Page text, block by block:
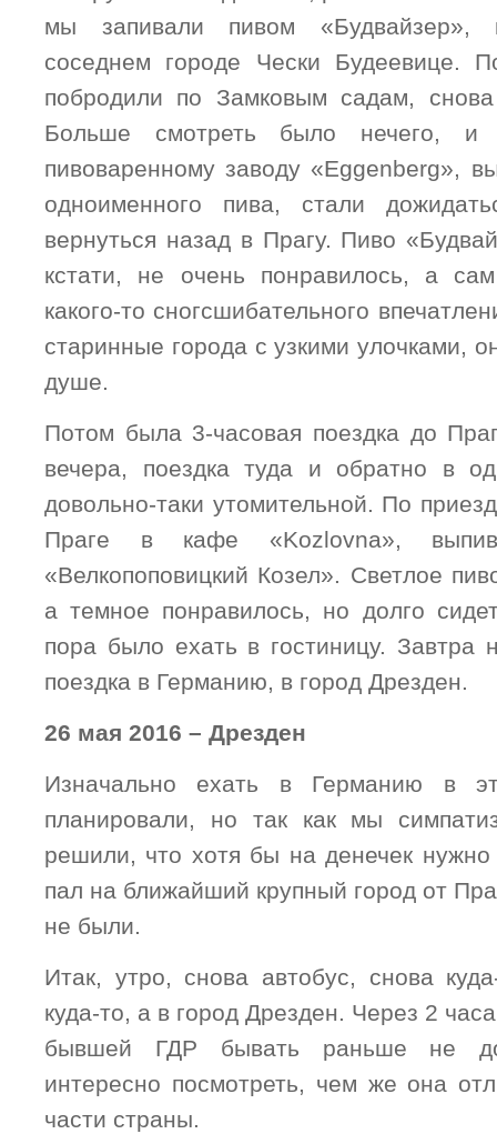
мы запивали пивом «Будвайзер»,
соседнем городе Чески Будеевице.
побродили по Замковым садам,
Больше смотреть было нечего, и
пивоваренному заводу «Eggenberg»,
одноименного пива, стали
вернуться назад в Прагу. Пиво
кстати, не очень понравилось, а
какого-то сногсшибательного
старинные города с узкими улочками,
душе.
Потом была 3-часовая поездка до
вечера, поездка туда и обратно в
довольно-таки утомительной. По
Праге в кафе «Kozlovna»,
«Велкопоповицкий Козел». Светлое
а темное понравилось, но долго
пора было ехать в гостиницу. Завтра
поездка в Германию, в город Дрезден.
26 мая 2016 – Дрезден
Изначально ехать в Германию в
планировали, но так как мы
решили, что хотя бы на денечек
пал на ближайший крупный город от
не были.
Итак, утро, снова автобус, снова
куда-то, а в город Дрезден. Через 2
бывшей ГДР бывать раньше не
интересно посмотреть, чем же она
части страны.